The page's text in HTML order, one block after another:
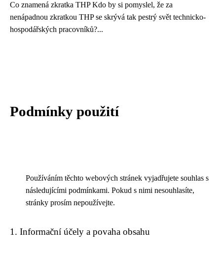
Co znamená zkratka THP Kdo by si pomyslel, že za
nenápadnou zkratkou THP se skrývá tak pestrý svět technicko-
hospodářských pracovníků?...
Podmínky použití
Používáním těchto webových stránek vyjadřujete souhlas s
následujícími podmínkami. Pokud s nimi nesouhlasíte,
stránky prosím nepoužívejte.
1. Informační účely a povaha obsahu